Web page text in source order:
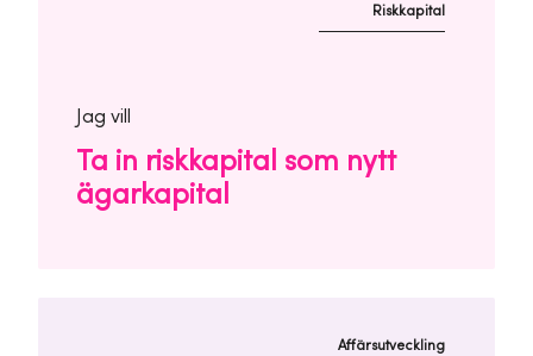
Riskkapital
Jag vill
Ta in riskkapital som nytt
ägarkapital
Affärsutveckling